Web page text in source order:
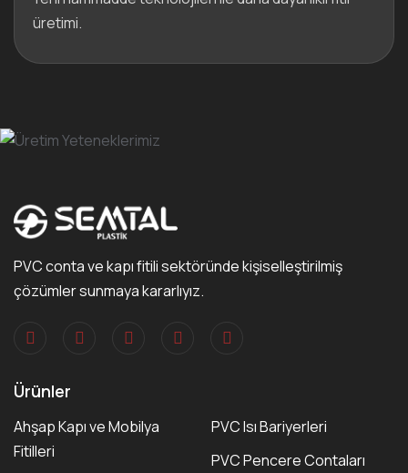
üretimi.
PVC conta ve kapı fitili sektöründe kişiselleştirilmiş
çözümler sunmaya kararlıyız.
Ürünler
Ahşap Kapı ve Mobilya
Fitilleri
PVC Isı Bariyerleri
PVC Pencere Contaları